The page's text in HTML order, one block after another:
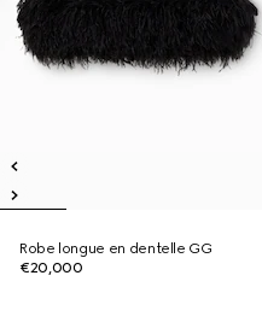
Robe longue en dentelle GG
€20,000